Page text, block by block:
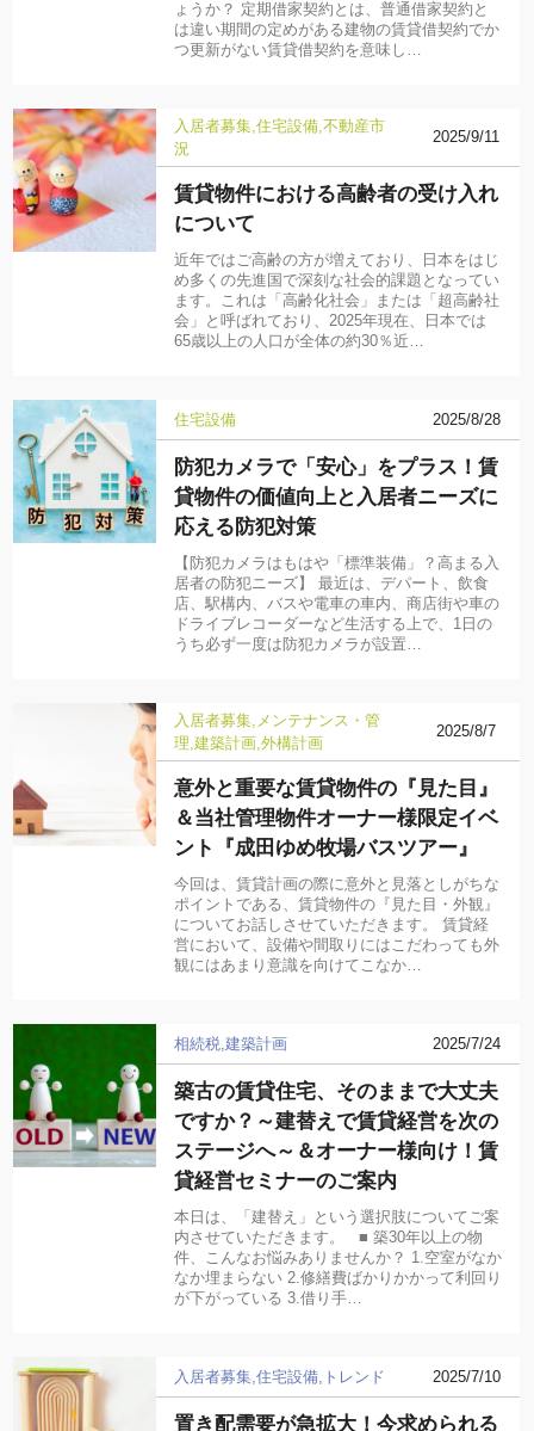
ょうか？ 定期借家契約とは、普通借家契約と
は違い期間の定めがある建物の賃貸借契約でか
つ更新がない賃貸借契約を意味し…
入居者募集 住宅設備 不動産市
況
2025/9/11
賃貸物件における高齢者の受け入れ
について
近年ではご高齢の方が増えており、日本をはじ
め多くの先進国で深刻な社会的課題となってい
ます。これは「高齢化社会」または「超高齢社
会」と呼ばれており、2025年現在、日本では
65歳以上の人口が全体の約30％近…
住宅設備 2025/8/28
防犯カメラで「安心」をプラス！賃
貸物件の価値向上と入居者ニーズに
応える防犯対策
【防犯カメラはもはや「標準装備」？高まる入
居者の防犯ニーズ】 最近は、デパート、飲食
店、駅構内、バスや電車の車内、商店街や車の
ドライブレコーダーなど生活する上で、1日の
うち必ず一度は防犯カメラが設置…
入居者募集 メンテナンス・管
理 建築計画 外構計画
2025/8/7
意外と重要な賃貸物件の『見た目』
＆当社管理物件オーナー様限定イベ
ント『成田ゆめ牧場バスツアー』
今回は、賃貸計画の際に意外と見落としがちな
ポイントである、賃貸物件の『見た目・外観』
についてお話しさせていただきます。 賃貸経
営において、設備や間取りにはこだわっても外
観にはあまり意識を向けてこなか…
相続税 建築計画 2025/7/24
築古の賃貸住宅、そのままで大丈夫
ですか？～建替えで賃貸経営を次の
ステージへ～＆オーナー様向け！賃
貸経営セミナーのご案内
本日は、「建替え」という選択肢についてご案
内させていただきます。 ■ 築30年以上の物
件、こんなお悩みありませんか？ 1.空室がなか
なか埋まらない 2.修繕費ばかりかかって利回り
が下がっている 3.借り手…
入居者募集 住宅設備 トレンド 2025/7/10
置き配需要が急拡大！今求められる